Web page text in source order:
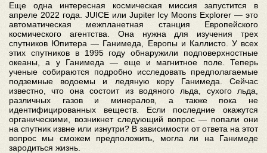
Еще одна интересная космическая миссия запустится в
апреле 2022 года. JUICE или Jupiter Icy Moons Explorer — это
автоматическая межпланетная станция Европейского
космического агентства. Она нужна для изучения трех
спутников Юпитера — Ганимеда, Европы и Каллисто. У всех
этих спутников в 1995 году обнаружили подповерхностные
океаны, а у Ганимеда — еще и магнитное поле. Теперь
ученые собираются подробно исследовать предполагаемые
подземные водоемы и ледяную кору Ганимеда. Сейчас
известно, что она состоит из водяного льда, сухого льда,
различных газов и минералов, а также пока не
идентифицированных веществ. Если последние окажутся
органическими, возникнет следующий вопрос — попали они
на спутник извне или изнутри? В зависимости от ответа на этот
вопрос мы сможем предположить, могла ли на Ганимеде
зародиться жизнь.